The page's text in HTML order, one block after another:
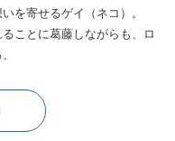
かわいい……っ」
の可愛さといったら……！！
ロイスならずとも興奮でど
を寄せるゲイ（ネコ）。
ことに葛藤しながらも、ロ